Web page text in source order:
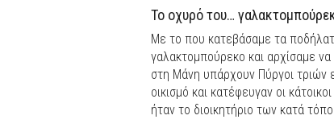
Το οχυρό του…
Με το που κατεβάσαμε τα
γαλακτομπούρεκο και αρχίσαμε να
στη Μάνη υπάρχουν Πύργοι τριών
οικισμό και κατέφευγαν οι
ήταν το διοικητήριο των κατά